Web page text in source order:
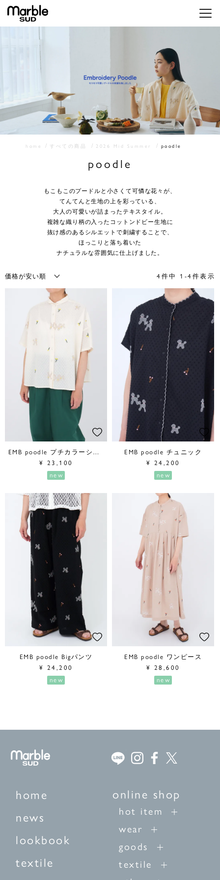
メニ
home すべての商品 2026 Mid Summer poodle
poodle
もこもこのプードルと小さくて可憐な花々が、
てんてんと生地の上を彩っている、
大人の可愛いが詰まったテキスタイル。
複雑な織り柄の入ったコットンドビー生地に
抜け感のあるシルエットで刺繍することで、
ほっこりと落ち着いた
ナチュラルな雰囲気に仕上げました。
4件中 1 -4件表示
EMB poodle プチカラーシャツ
¥ 23,100
new
EMB poodle チュニック
¥ 24,200
new
EMB poodle Bigパンツ
¥ 24,200
new
EMB poodle ワンピース
¥ 28,600
new
home
news
lookbook
textile
online shop
hot item
wear
goods
textile